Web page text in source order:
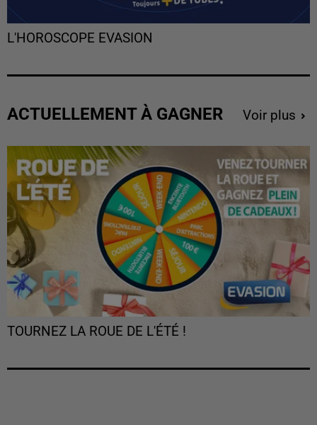
L'HOROSCOPE EVASION
ACTUELLEMENT À GAGNER Voir plus
TOURNEZ LA ROUE DE L'ÉTÉ !